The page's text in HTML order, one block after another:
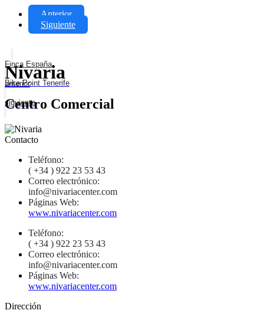
Anterior
Siguiente
Finca España
anterior
Bike Point Tenerife
siguiente
Nivaria
Centro Comercial
Contacto
Teléfono:
( +34 ) 922 23 53 43
Correo electrónico:
info@nivariacenter.com
Páginas Web:
www.nivariacenter.com
Teléfono:
( +34 ) 922 23 53 43
Correo electrónico:
info@nivariacenter.com
Páginas Web:
www.nivariacenter.com
Dirección